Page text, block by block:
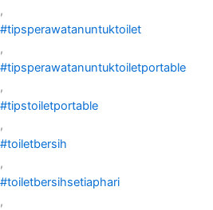
,
#tipsperawatanuntuktoilet
,
#tipsperawatanuntuktoiletportable
,
#tipstoiletportable
,
#toiletbersih
,
#toiletbersihsetiaphari
,